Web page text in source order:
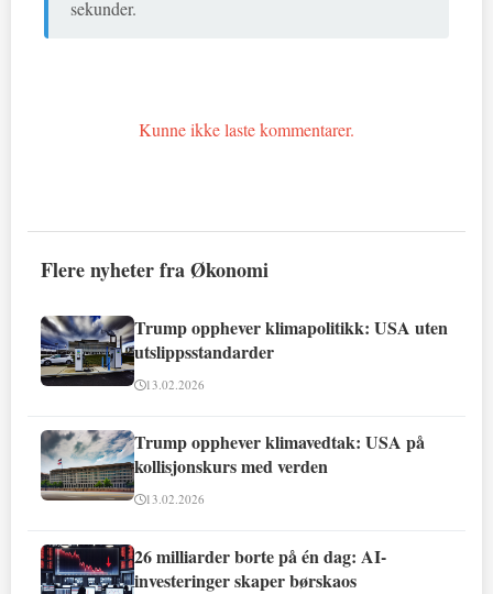
sekunder.
Kunne ikke laste kommentarer.
Flere nyheter fra Økonomi
Trump opphever klimapolitikk: USA uten
utslippsstandarder
13.02.2026
Trump opphever klimavedtak: USA på
kollisjonskurs med verden
13.02.2026
26 milliarder borte på én dag: AI-
investeringer skaper børskaos